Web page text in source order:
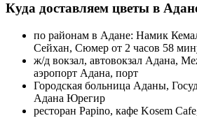
Куда доставляем цветы в
по районам в Адане: Намик
Сейхан, Сюмер от 2 часов 58
ж/д вокзал, автовокзал Адана,
аэропорт Адана, порт
Городская больница Аданы,
Адана Юрегир
ресторан Papino, кафе Kosem